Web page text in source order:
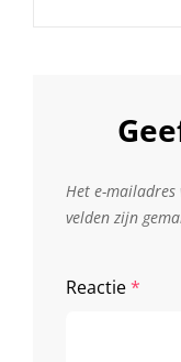
Het e-
velden zijn
Reactie*